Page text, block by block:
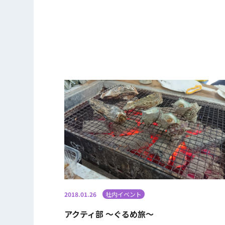
2018.01.26 社内イベント
アクティ部 ～ぐるめ旅～